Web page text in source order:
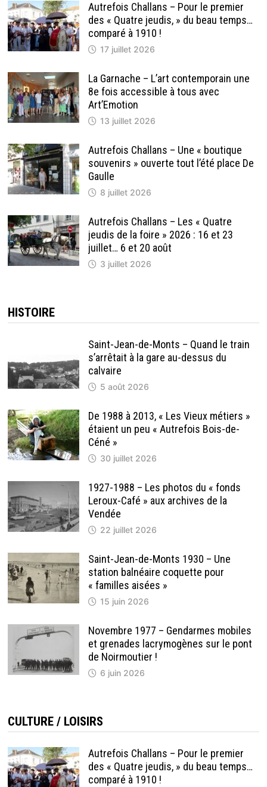
Autrefois Challans – Pour le premier
des « Quatre jeudis, » du beau temps…
comparé à 1910 !
17 juillet 2026
La Garnache – L’art contemporain une
8e fois accessible à tous avec
Art’Emotion
13 juillet 2026
Autrefois Challans – Une « boutique
souvenirs » ouverte tout l’été place De
Gaulle
8 juillet 2026
Autrefois Challans – Les « Quatre
jeudis de la foire » 2026 : 16 et 23
juillet… 6 et 20 août
3 juillet 2026
HISTOIRE
Saint-Jean-de-Monts – Quand le train
s’arrêtait à la gare au-dessus du
calvaire
5 août 2026
De 1988 à 2013, « Les Vieux métiers »
étaient un peu « Autrefois Bois-de-
Céné »
30 juillet 2026
1927-1988 – Les photos du « fonds
Leroux-Café » aux archives de la
Vendée
22 juillet 2026
Saint-Jean-de-Monts 1930 – Une
station balnéaire coquette pour
« familles aisées »
15 juin 2026
Novembre 1977 – Gendarmes mobiles
et grenades lacrymogènes sur le pont
de Noirmoutier !
6 juin 2026
CULTURE / LOISIRS
Autrefois Challans – Pour le premier
des « Quatre jeudis, » du beau temps…
comparé à 1910 !